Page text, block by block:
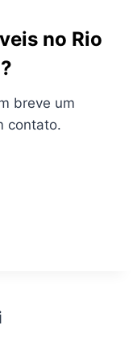
no Rio
breve um
contato.